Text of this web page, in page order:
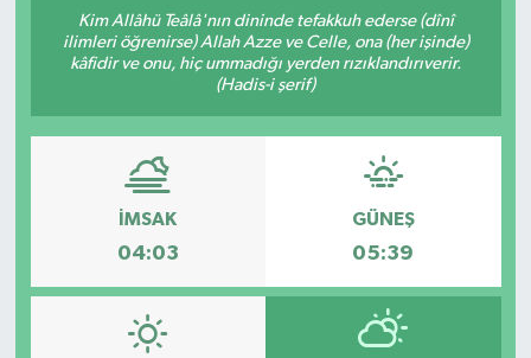
Kim Allâhü Teâlâ'nın dininde tefakkuh ederse (dînî
ilimleri öğrenirse) Allah Azze ve Celle, ona (her işinde)
kâfidir ve onu, hiç ummadığı yerden rızıklandırıverir.
(Hadis-i şerif)
İMSAK
04:03
GÜNEŞ
05:39